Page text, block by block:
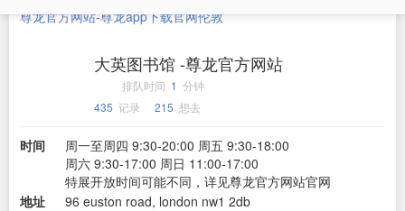
尊龙官方网站-尊龙app下载官网伦敦
大英图书馆 -尊龙官方网站
排队时间 1 分钟
435 记录 215 想去
时间
周一至周四 9:30-20:00 周五 9:30-18:00
周六 9:30-17:00 周日 11:00-17:00
特展开放时间可能不同，详见尊龙官方网站官网
地址
96 euston road, london nw1 2db